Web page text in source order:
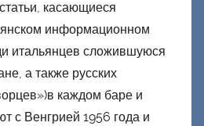
м
Ф
а
к
касающиеся
информационном
итальянцев сложившуюся
а также русских
каждом баре и
с Венгрией 1956 года и